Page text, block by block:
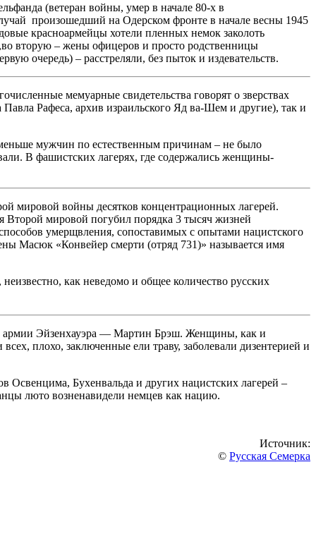
(ветеран войны, умер в начале 80-х в
произошедший на Одерском фронте в начале весны 1945
красноармейцы хотели пленных немок заколоть
вторую – жены офицеров и просто родственницы
очередь) – расстреляли, без пыток и издевательств.
мемуарные свидетельства говорят о зверствах
Рафеса, архив израильского Яд ва-Шем и другие), так и
мужчин по естественным причинам – не было
В фашистских лагерях, где содержались женщины-
мировой войны десятков концентрационных лагерей.
Второй мировой погубил порядка 3 тысяч жизней
умерщвления, сопоставимых с опытами нацистского
Масюк «Конвейер смерти (отряд 731)» называется имя
как неведомо и общее количество русских
армии Эйзенхауэра — Мартин Брэш. Женщины, как и
плохо, заключенные ели траву, заболевали дизентерией и
Освенцима, Бухенвальда и других нацистских лагерей –
люто возненавидели немцев как нацию.
Источник:
© Русская Семерка